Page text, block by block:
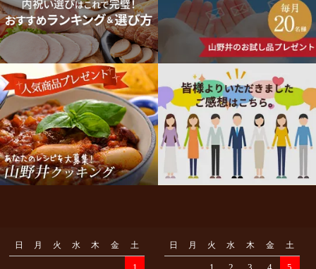
品
ラ
ン
グ
メ
デ
ィ
ア
賞
歴
日 月 火 水 木 金 土 日 月 火 水 木 金 土